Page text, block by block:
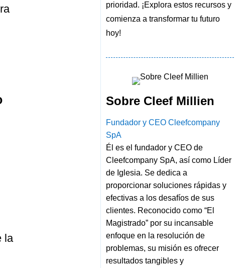
la
prioridad. ¡Explora estos recursos y
comienza a transformar tu futuro
hoy!
Sobre Cleef Millien
Fundador y CEO Cleefcompany
SpA
Él es el fundador y CEO de
Cleefcompany SpA, así como Líder
de Iglesia. Se dedica a
proporcionar soluciones rápidas y
efectivas a los desafíos de sus
clientes. Reconocido como “El
Magistrado” por su incansable
enfoque en la resolución de
problemas, su misión es ofrecer
resultados tangibles y